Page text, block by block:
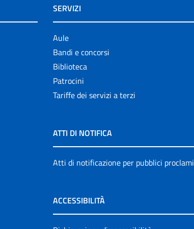
SERVIZI
Aule
Bandi e concorsi
Biblioteca
Patrocini
Tariffe dei servizi a terzi
ATTI DI NOTIFICA
Atti di notificazione per pubblici proclami
ACCESSIBILITÀ